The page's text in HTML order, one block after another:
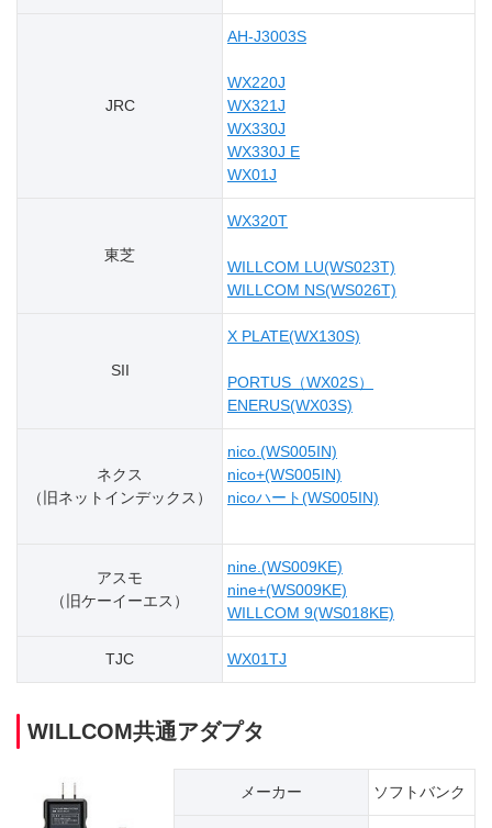
JRC
AH-J3003S
WX220J
WX321J
WX330J
WX330J E
WX01J
東芝
WX320T
WILLCOM LU(WS023T)
WILLCOM NS(WS026T)
SII
X PLATE(WX130S)
PORTUS（WX02S）
ENERUS(WX03S)
ネクス
（旧ネットインデックス）
nico.(WS005IN)
nico+(WS005IN)
nicoハート(WS005IN)
アスモ
（旧ケーイーエス）
nine.(WS009KE)
nine+(WS009KE)
WILLCOM 9(WS018KE)
TJC WX01TJ
WILLCOM共通アダプタ
メーカー ソフトバンク